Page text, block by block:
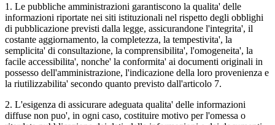
1. Le pubbliche amministrazioni garantiscono la qualita' delle
informazioni riportate nei siti istituzionali nel rispetto degli obblighi
di pubblicazione previsti dalla legge, assicurandone l'integrita', il
costante aggiornamento, la completezza, la tempestivita', la
semplicita' di consultazione, la comprensibilita', l'omogeneita', la
facile accessibilita', nonche' la conformita' ai documenti originali in
possesso dell'amministrazione, l'indicazione della loro provenienza e
la riutilizzabilita' secondo quanto previsto dall'articolo 7.
2. L'esigenza di assicurare adeguata qualita' delle informazioni
diffuse non puo', in ogni caso, costituire motivo per l'omessa o